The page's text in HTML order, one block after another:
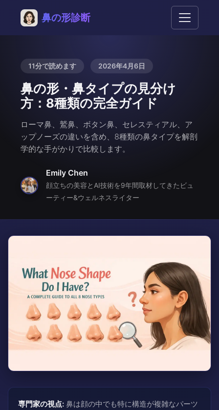
鼻の形診断
11分で読めます 2026年4月6日
鼻の形・鼻タイプの見分け
方：8種類の完全ガイド
ローマ鼻、鷲鼻、ボタン鼻、セレスティアル、ア
ップノーズの違いを含め、8種類の鼻タイプを解剖
学的な手がかりで比較します。
Emily Chen
顔立ちの美容とAI技術を9年間取材してきたビュ
ーティー&ウェルネスライター
専門家の視点: 鼻は顔の中でも特に構造が複雑なパーツ